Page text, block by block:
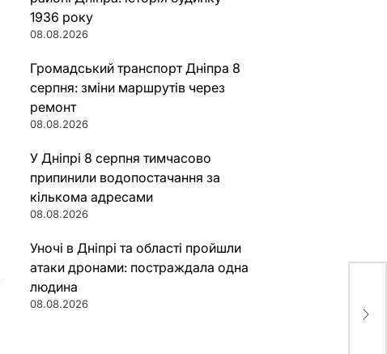
1936 року
08.08.2026
Громадський транспорт Дніпра 8
серпня: зміни маршрутів через
ремонт
08.08.2026
У Дніпрі 8 серпня тимчасово
припинили водопостачання за
кількома адресами
08.08.2026
Уночі в Дніпрі та області пройшли
атаки дронами: постраждала одна
людина
08.08.2026